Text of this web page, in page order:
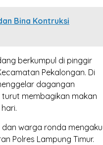
Bina Kontruksi
berkumpul di pinggir
Pekalongan. Di
dagangan
turut membagikan makan
warga ronda mengaku
Polres Lampung Timur.